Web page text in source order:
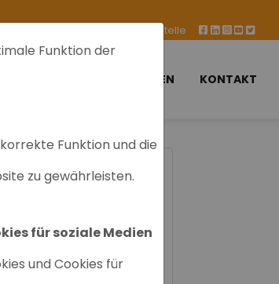
Funktion der
Funktion und die
zu gewährleisten.
für soziale Medien
und Cookies für
Labrecycling Verkaufsstelle
MESSEN KONTAKT